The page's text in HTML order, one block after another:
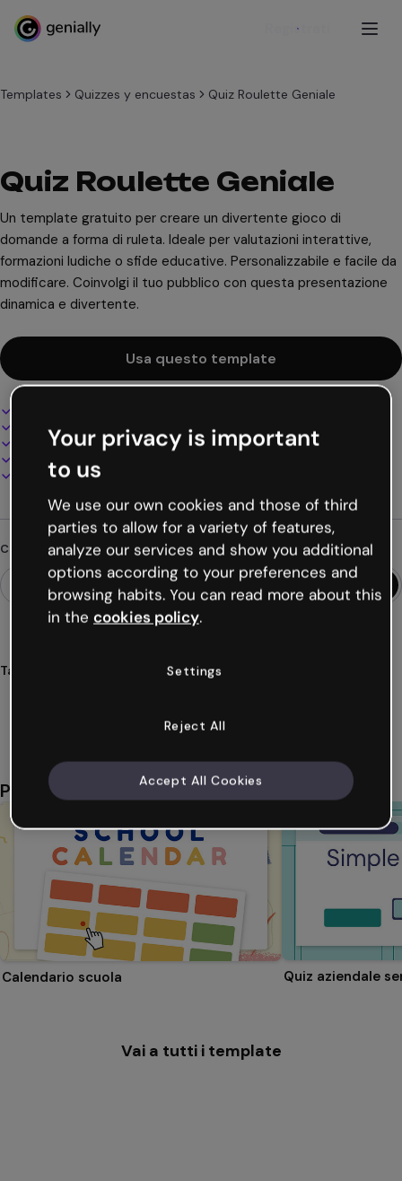
Registrati
Templates Quizzes y encuestas Quiz Roulette Geniale
Quiz Roulette Geniale
Un template gratuito per creare un divertente gioco di
domande a forma di ruleta. Ideale per valutazioni interattive,
formazioni ludiche o sfide educative. Personalizzabile e facile da
modificare. Coinvolgi il tuo pubblico con questa presentazione
dinamica e divertente.
Usa questo template
100% personalizzabile
Aggiungi audio, video e multimedia
Presenta, condividi o pubblica online
Scarica in PDF, MP4 e altri formati
Cerchi qualcosa di diverso?
Tags
Potrebbe piacerti anche
Calendario scuola Quiz aziendale
Vai a tutti i template
Your privacy is important
to us
We use our own cookies and those of third
parties to allow for a variety of features,
analyze our services and show you additional
options according to your preferences and
browsing habits. You can read more about this
in the cookies policy.
Settings
Reject All
Accept All Cookies